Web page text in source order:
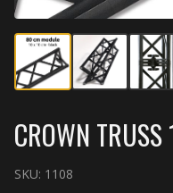
CROWN
SKU: 1108